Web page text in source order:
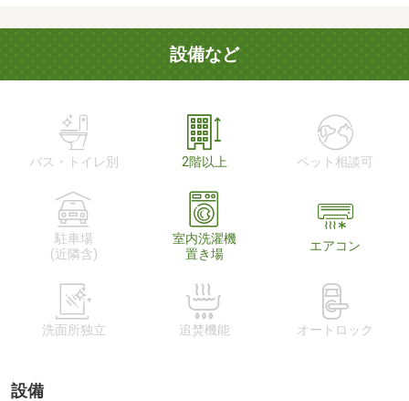
設備など
バス・トイレ別 2階以上 ペット相談可
駐車場
(近隣含)
室内洗濯機
置き場
エアコン
洗面所独立 追焚機能 オートロック
設備